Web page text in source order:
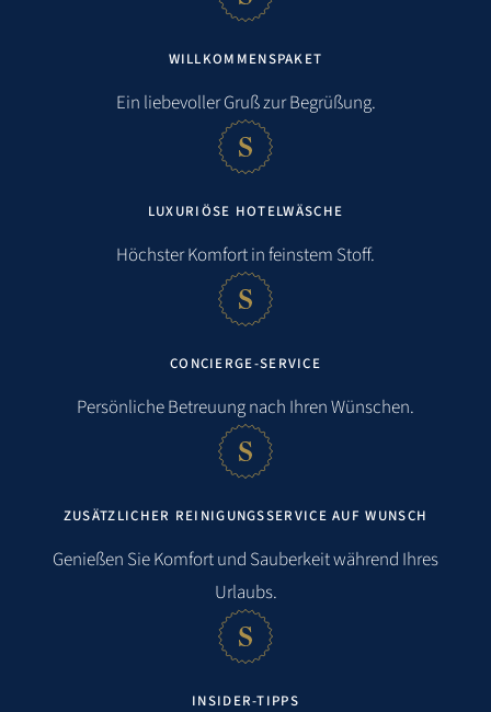
WILLKOMMENSPAKET
Ein liebevoller Gruß zur Begrüßung.
LUXURIÖSE HOTELWÄSCHE
Höchster Komfort in feinstem Stoff.
CONCIERGE-SERVICE
Persönliche Betreuung nach Ihren Wünschen.
ZUSÄTZLICHER REINIGUNGSSERVICE AUF WUNSCH
Genießen Sie Komfort und Sauberkeit während Ihres
Urlaubs.
INSIDER-TIPPS